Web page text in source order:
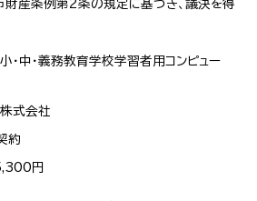
財産条例第2条の規定に基づき、議決を得
中・義務教育学校学習者用コンピュー
式会社
約
円